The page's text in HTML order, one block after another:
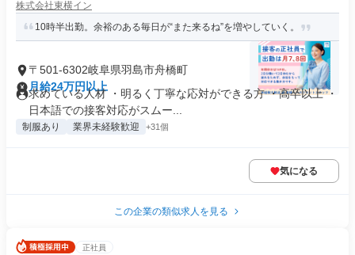
株式会社東横イン
10時半出勤。余裕のある毎日が“また来るね”を増やしていく。
〒501-6302岐阜県羽島市舟橋町
月給24万円以上
求めている人材 ・明るく丁寧な応対ができる方 ・高卒以上 ・
日本語での接客対応がスムー...
制服あり 業界未経験歓迎 +31個
気になる
この企業の類似求人を見る
正社員